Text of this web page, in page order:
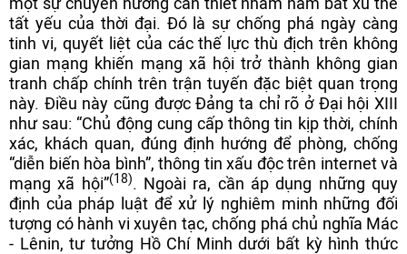
tất yếu của thời đại. Đó là sự chống phá ngày càng
tinh vi, quyết liệt của các thế lực thù địch trên không
gian mạng khiến mạng xã hội trở thành không gian
tranh chấp chính trên trận tuyến đặc biệt quan trọng
này. Điều này cũng được Đảng ta chỉ rõ ở Đại hội XIII
như sau: “Chủ động cung cấp thông tin kịp thời, chính
xác, khách quan, đúng định hướng để phòng, chống
“diễn biến hòa bình”, thông tin xấu độc trên internet và
mạng xã hội”(18). Ngoài ra, cần áp dụng những quy
định của pháp luật để xử lý nghiêm minh những đối
tượng có hành vi xuyên tạc, chống phá chủ nghĩa Mác
- Lênin, tư tưởng Hồ Chí Minh dưới bất kỳ hình thức